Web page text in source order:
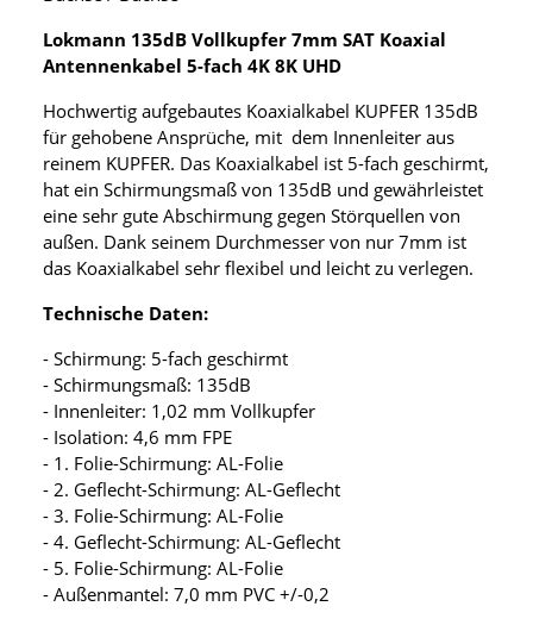
Lokmann 135dB Vollkupfer 7mm SAT Koaxial
Antennenkabel 5-fach 4K 8K UHD
Hochwertig aufgebautes Koaxialkabel KUPFER 135dB
für gehobene Ansprüche, mit dem Innenleiter aus
reinem KUPFER. Das Koaxialkabel ist 5-fach geschirmt,
hat ein Schirmungsmaß von 135dB und gewährleistet
eine sehr gute Abschirmung gegen Störquellen von
außen. Dank seinem Durchmesser von nur 7mm ist
das Koaxialkabel sehr flexibel und leicht zu verlegen.
Technische Daten:
- Schirmung: 5-fach geschirmt
- Schirmungsmaß: 135dB
- Innenleiter: 1,02 mm Vollkupfer
- Isolation: 4,6 mm FPE
- 1. Folie-Schirmung: AL-Folie
- 2. Geflecht-Schirmung: AL-Geflecht
- 3. Folie-Schirmung: AL-Folie
- 4. Geflecht-Schirmung: AL-Geflecht
- 5. Folie-Schirmung: AL-Folie
- Außenmantel: 7,0 mm PVC +/-0,2